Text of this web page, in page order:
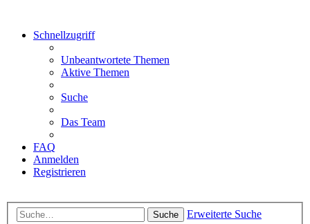
Schnellzugriff
Unbeantwortete Themen
Aktive Themen
Suche
Das Team
FAQ
Anmelden
Registrieren
Suche Erweiterte Suche